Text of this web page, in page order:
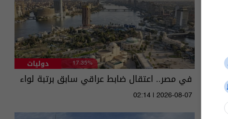
دوليات 17.35%
في مصر.. اعتقال ضابط عراقي سابق برتبة لواء
02:14 | 2026-08-07